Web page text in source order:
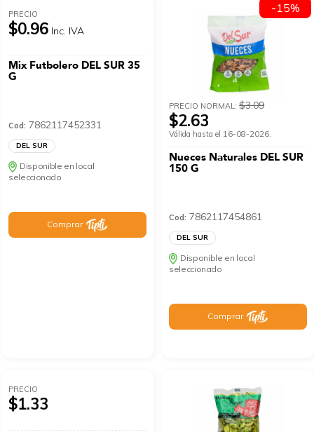
PRECIO
$0.96 Inc. IVA
Mix Futbolero DEL SUR 35
G
Cod: 7862117452331
DEL SUR
Disponible en local
seleccionado
Comprar
PRECIO NORMAL:$3.09
$2.63
Válida hasta el 16-08-2026.
Nueces Naturales DEL SUR
150 G
Cod: 7862117454861
DEL SUR
Disponible en local
seleccionado
Comprar
-15%
PRECIO
$1.33